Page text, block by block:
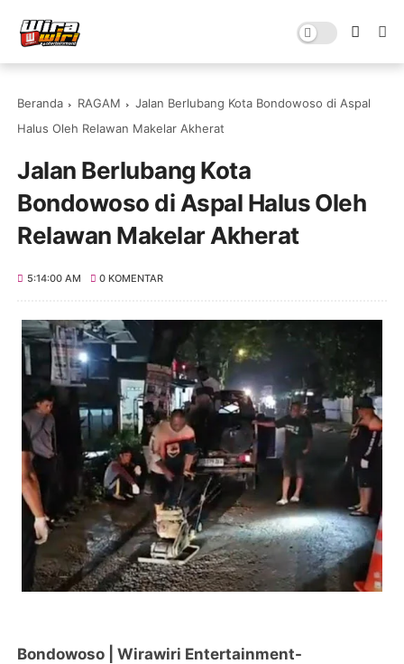
Beranda RAGAM
Jalan Berlubang Kota Bondowoso di Aspal
Halus Oleh Relawan Makelar Akherat
Jalan Berlubang Kota
Bondowoso di Aspal Halus Oleh
Relawan Makelar Akherat
5:14:00 AM 0 KOMENTAR
Bondowoso | Wirawiri Entertainment-